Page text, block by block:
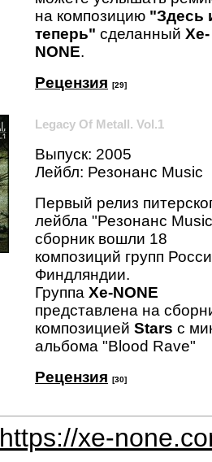
на композицию "Здесь
теперь" сделанный Xe-
NONE.
Рецензия [29]
Legacy Of Metall. Vol.1
Выпуск: 2005
Лейбл: Резонанс Music
Первый релиз
лейбла "Резонанс
сборник вошли 18
композиций групп
Финдляндии.
Группа Xe-NONE
представлена на
композицией Stars с
альбома "Blood Rave"
Рецензия [30]
https://xe-